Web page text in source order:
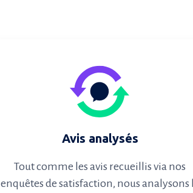
Avis analysés
Tout comme les avis recueillis via nos
enquêtes de satisfaction, nous analysons